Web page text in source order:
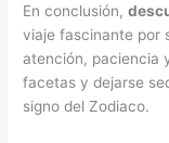
En conclusión,
viaje fascinante por
atención, paciencia
facetas y dejarse
signo del Zodiaco.